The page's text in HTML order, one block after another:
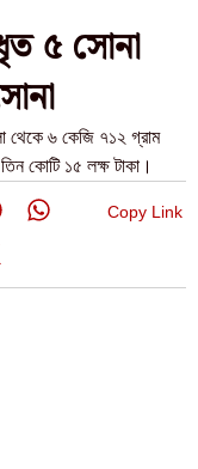
৫ সোনা
থেকে ৬ কেজি ৭১২ গ্রাম
কোটি ১৫ লক্ষ টাকা।
Copy Link